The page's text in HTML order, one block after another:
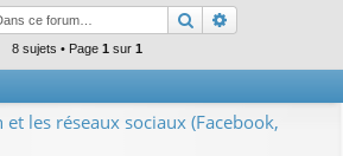
c
Rechercher
8 sujets • Page 1 sur 1
et les réseaux sociaux (Facebook,